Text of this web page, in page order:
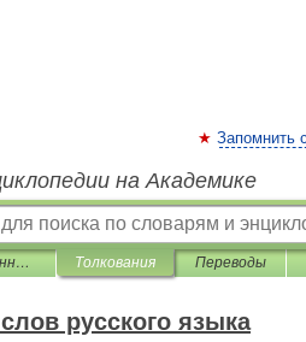
Запомнить
на Академике
Словарь иностранных слов русского языка Толкования Переводы
русского языка